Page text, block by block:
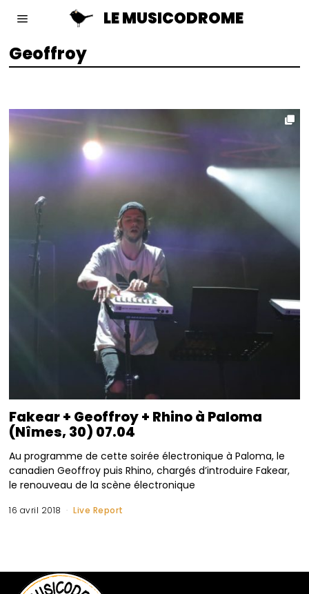
LE MUSICODROME
Geoffroy
Fakear + Geoffroy + Rhino à Paloma
(Nîmes, 30) 07.04
Au programme de cette soirée électronique à Paloma, le
canadien Geoffroy puis Rhino, chargés d’introduire Fakear,
le renouveau de la scène électronique
16 avril 2018 Live Report